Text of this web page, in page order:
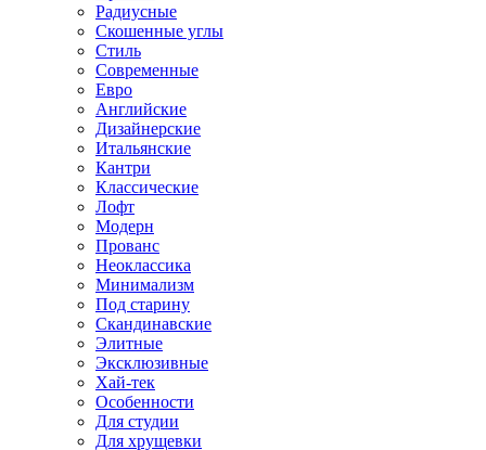
Радиусные
Скошенные углы
Стиль
Современные
Евро
Английские
Дизайнерские
Итальянские
Кантри
Классические
Лофт
Модерн
Прованс
Неоклассика
Минимализм
Под старину
Скандинавские
Элитные
Эксклюзивные
Хай-тек
Особенности
Для студии
Для хрущевки